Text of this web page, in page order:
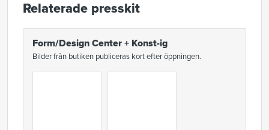
Relaterade presskit
Form/Design Center + Konst-ig
Bilder från butiken publiceras kort efter öppningen.